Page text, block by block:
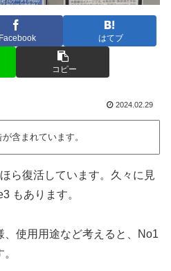
Facebook はてブ
コピー
2024.02.29
含まれています。
ら復活しています。久々に見
もあります。
、使用用途など考えると、No1